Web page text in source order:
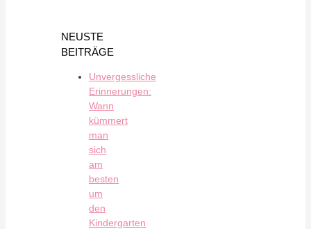
NEUSTE
BEITRÄGE
Unvergessliche
Erinnerungen:
Wann
kümmert
man
sich
am
besten
um
den
Kindergarten